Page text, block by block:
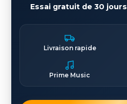
Essai gratuit de 30 jours
Livraison rapide
Prime Music